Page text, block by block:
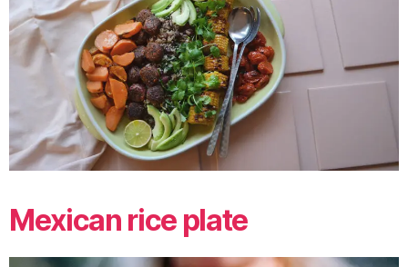
Mexican rice plate